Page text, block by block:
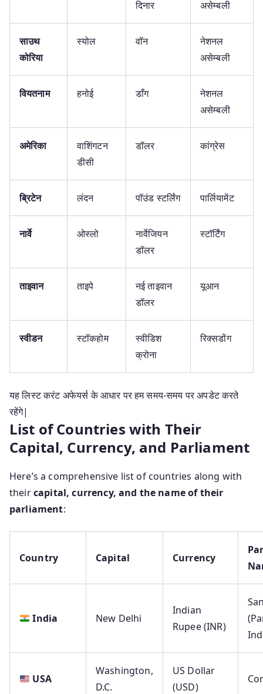
दिनार
असेम्बली
साउथ
कोरिया
स्योल वॉन
नेशनल
असेम्बली
वियतनाम हनोई डाँग
नेशनल
असेम्बली
अमेरिका
वाशिंगटन
डीसी
डॉलर कांग्रेस
ब्रिटेन लंदन पॉउंड स्टर्लिंग पार्लियामेंट
नार्वे ओस्लो
नार्वेजियन
डॉलर
स्टॉर्टिंग
ताइवान ताइपे
नई ताइवान
डॉलर
यूआन
स्वीडन स्टॉकहोम
स्वीडिश
क्रोना
रिक्सडोंग
यह लिस्ट करंट अफेयर्स के आधार पर हम समय-समय पर अपडेट करते
रहेंगे|
List of Countries with Their
Capital, Currency, and Parliament
Here’s a comprehensive list of countries along with
theircapital, currency, and the name of their
parliament:
Country Capital Currency
India New Delhi
Indian
Rupee (INR)
USA
Washington,
D.C.
US Dollar
(USD)